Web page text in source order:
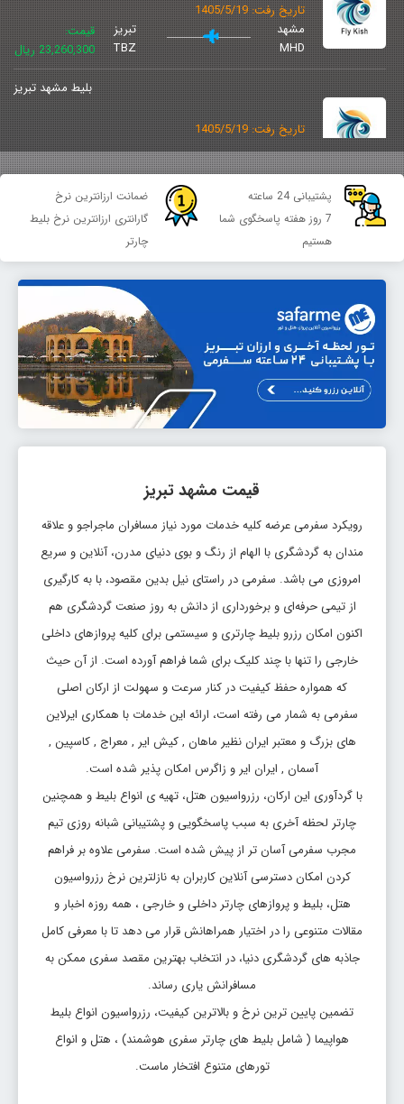
تاریخ رفت: 1405/5/19
مشهد
MHD
تبریز
TBZ
قیمت:
23,260,300 ریال
بلیط مشهد تبریز
تاریخ رفت: 1405/5/19
مشهد
MHD
تبریز
TBZ
قیمت:
23,735,000 ریال
بلیط مشهد تبریز
تاریخ رفت: 1405/5/19
مشهد
تبریز
TBZ
24,745,000 ریال
بلیط مشهد تبریز
تاریخ رفت: 1405/5/19
مشهد
MHD
تبریز
TBZ
قیمت:
28,179,000 ریال
بلیط مشهد تبریز
تاریخ رفت: 1405/5/18
MHD
TBZ
29,391,000 ریال
بلیط مشهد تبریز
تاریخ رفت: 1405/5/18
MHD
تبریز
TBZ
قیمت:
30,300,000 ریال
بلیط مشهد تبریز
تاریخ رفت: 1405/5/18
مشهد
MHD
تبریز
TBZ
قیمت:
30,840,000 ریال
بلیط مشهد تبریز
تاریخ رفت: 1405/5/20
مشهد
MHD
تبریز
TBZ
32,004,800 ریال
تاریخ رفت: 1405/5/19
پشتیبانی 24 ساعته
7 روز هفته پاسخگوی شما
هستیم
ضمانت ارزانترین نرخ
گارانتری ارزانترین نرخ بلیط
چارتر
قیمت مشهد تبریز
رویکرد سفرمی عرضه کلیه خدمات مورد نیاز مسافران ماجراجو و علاقه
مندان به گردشگری با الهام از رنگ و بوی دنیای مدرن، آنلاین و سریع
امروزی می باشد. سفرمی در راستای نیل بدین مقصود، با به کارگیری
از تیمی حرفه‌ای و برخورداری از دانش به روز صنعت گردشگری هم
اکنون امکان رزرو بلیط چارتری و سیستمی برای کلیه پروازهای داخلی
خارجی را تنها با چند کلیک برای شما فراهم آورده است. از آن حیث
که همواره حفظ کیفیت در کنار سرعت و سهولت از ارکان اصلی
سفرمی به شمار می رفته است، ارائه این خدمات با همکاری ایرلاین
های بزرگ و معتبر ایران نظیر ماهان , کیش ایر , معراج , کاسپین ,
آسمان , ایران ایر و زاگرس امکان پذیر شده است.
با گردآوری این ارکان، رزرواسیون هتل، تهیه ی انواع بلیط و همچنین
چارتر لحظه آخری به سبب پاسخگویی و پشتیبانی شبانه روزی تیم
مجرب سفرمی آسان تر از پیش شده است. سفرمی علاوه بر فراهم
کردن امکان دسترسی آنلاین کاربران به نازلترین نرخ رزرواسیون
هتل، بلیط و پروازهای چارتر داخلی و خارجی ، همه روزه اخبار و
مقالات متنوعی را در اختیار همراهانش قرار می دهد تا با معرفی کامل
جاذبه های گردشگری دنیا، در انتخاب بهترین مقصد سفری ممکن به
مسافرانش یاری رساند.
تضمین پایین ترین نرخ و بالاترین کیفیت، رزرواسیون انواع بلیط
هواپیما ( شامل بلیط های چارتر سفری هوشمند) ، هتل و انواع
تورهای متنوع افتخار ماست.